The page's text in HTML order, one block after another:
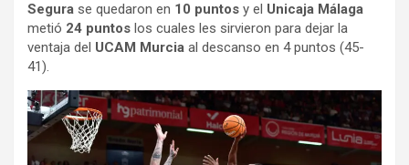
Segura se quedaron en 10 puntos y el Unicaja Málaga
metió 24 puntos los cuales les sirvieron para dejar la
ventaja del UCAM Murcia al descanso en 4 puntos (45-
41).